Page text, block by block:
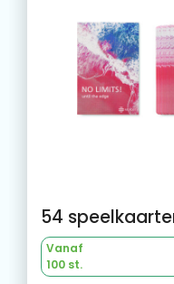
Vanaf
100 st.